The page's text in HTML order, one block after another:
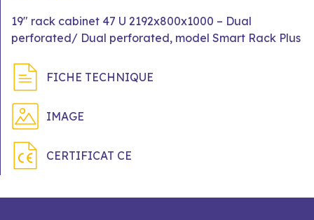
19" rack cabinet 47 U 2192x800x1000 – Dual
perforated/ Dual perforated, model Smart Rack Plus
FICHE TECHNIQUE
IMAGE
CERTIFICAT CE